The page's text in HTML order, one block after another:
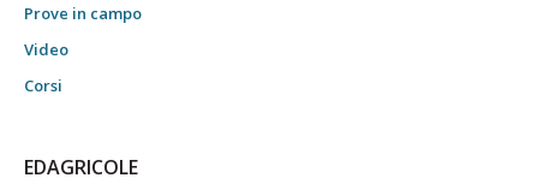
Prove in campo
Video
Corsi
EDAGRICOLE